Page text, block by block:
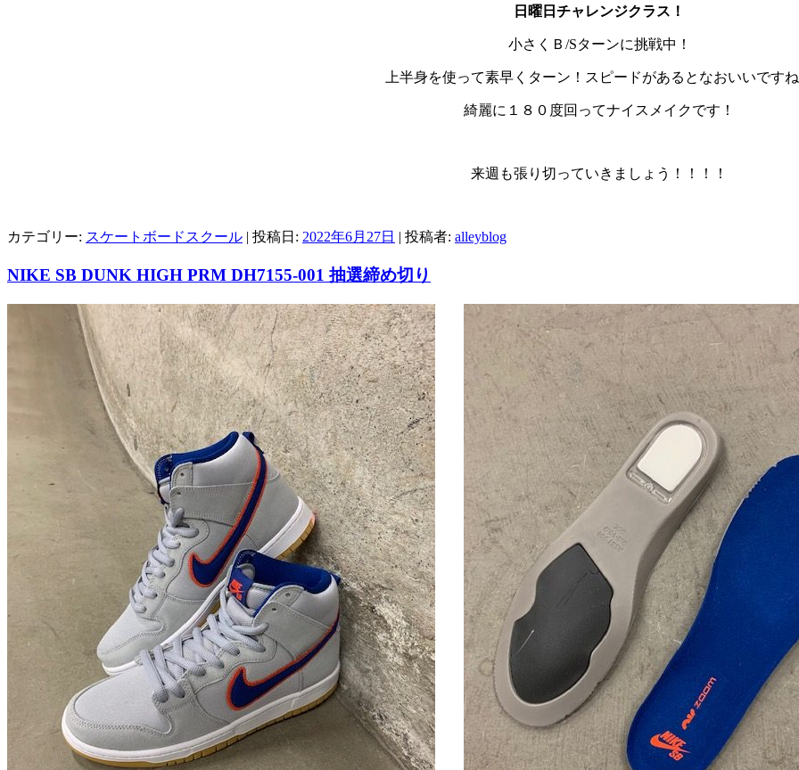
日曜日チャレンジクラス！
小さくＢ/Sターンに挑戦中！
上半身を使って素早くターン！スピードがあるとなおいいです
綺麗に１８０度回ってナイスメイクです！
来週も張り切っていきましょう！！！！
カテゴリー: スケートボードスクール | 投稿日: 2022年6月27日 | 投稿者: alleyblog
NIKE SB DUNK HIGH PRM DH7155-001 抽選締め切り